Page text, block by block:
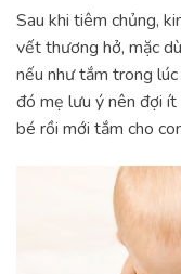
Sau khi tiêm chủng,
vết thương hở, mặc
nếu như tắm trong
đó mẹ lưu ý nên đợi
bé rồi mới tắm cho